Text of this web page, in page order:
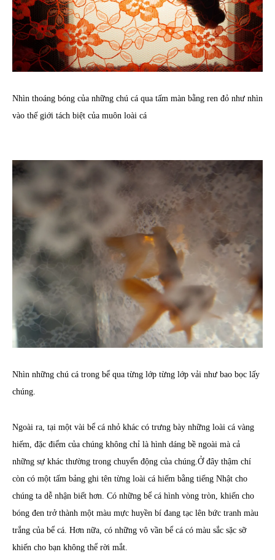
Nhìn thoáng bóng của những chú cá qua tấm màn bằng ren đỏ như nhìn
vào thế giới tách biệt của muôn loài cá
Nhìn những chú cá trong bể qua từng lớp từng lớp vải như bao bọc lấy
chúng.
Ngoài ra, tại một vài bể cá nhỏ khác có trưng bày những loài cá vàng
hiếm, đặc điểm của chúng không chỉ là hình dáng bề ngoài mà cả
những sự khác thường trong chuyển động của chúng.Ở đây thậm chí
còn có một tấm bảng ghi tên từng loài cá hiếm bằng tiếng Nhật cho
chúng ta dễ nhận biết hơn. Có những bể cá hình vòng tròn, khiến cho
bóng đen trở thành một màu mực huyền bí đang tạc lên bức tranh màu
trắng của bể cá. Hơn nữa, có những vô vần bể cá có màu sắc sặc sỡ
khiến cho bạn không thể rời mắt.